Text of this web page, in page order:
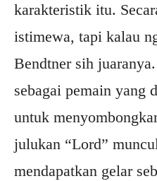
karakteristik itu.
istimewa, tapi kalau
Bendtner sih
sebagai pemain yang
untuk
julukan “Lord”
mendapatkan gelar